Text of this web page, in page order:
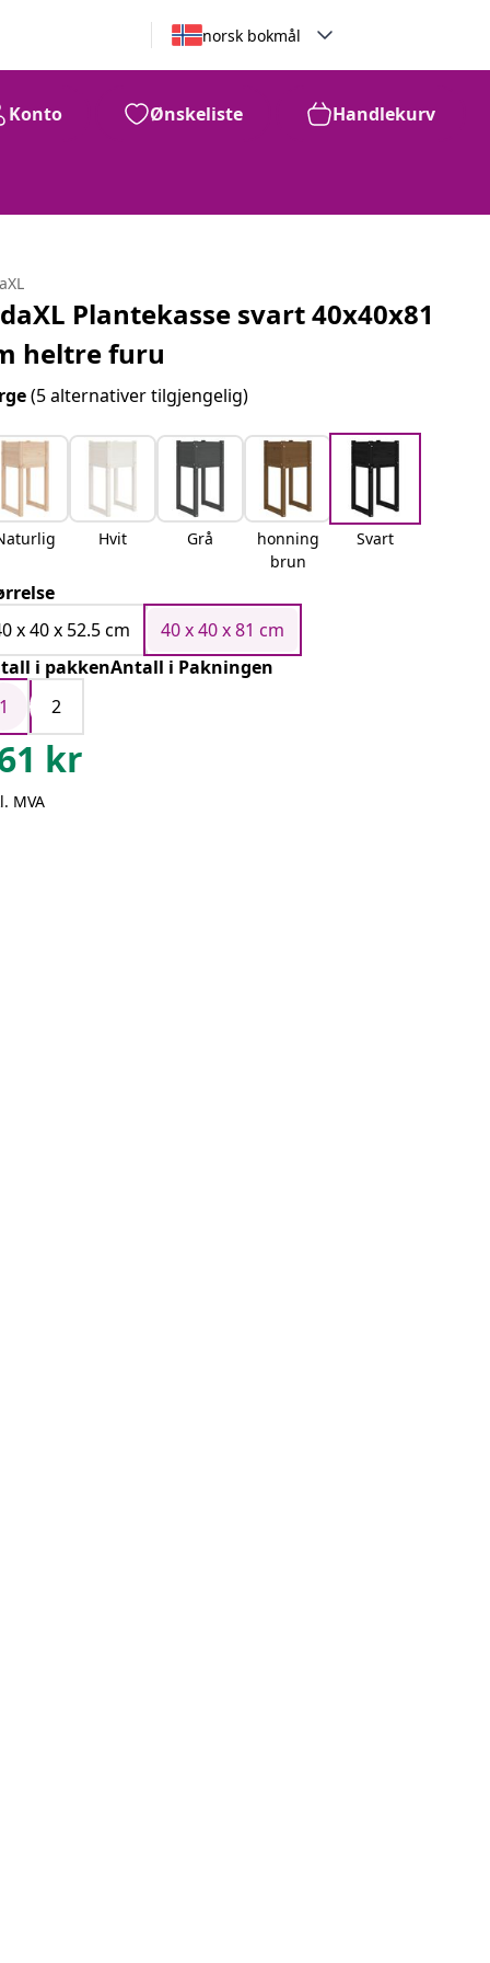
norsk bokmål
Konto Ønskeliste Handlekurv
Plantekasse svart 40x40x81
heltre furu
(5 alternativer tilgjengelig)
Hvit Grå
honning
brun
Svart
x 40 x 52.5 cm
40 x 40 x 81 cm
i pakkenAntall i Pakningen
1
2
kr
MVA